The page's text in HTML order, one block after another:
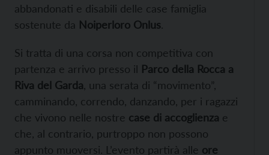
abbandonati e disabili delle case famiglia
sostenute da Noiperloro Onlus.
Si tratta di una corsa non competitiva con
partenza e arrivo presso il Parco della Rocca a
Riva del Garda , una serata di “movimento”,
camminando, correndo, danzando, per i ragazzi
che vivono nelle nostre case di accoglienza e
che, al contrario, purtroppo non possono
appunto muoversi. L’evento partirà alle ore